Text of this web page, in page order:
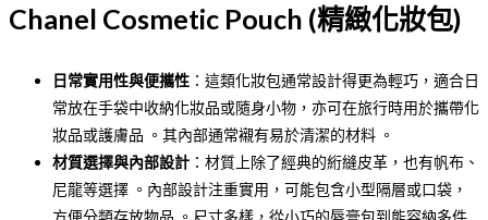
Chanel Cosmetic Pouch (精緻化妝包)
日常實用性與便攜性 ：這類化妝包通常設計得更為輕巧，適合日
常放在手袋中收納化妝品或隨身小物，亦可在旅行時用於攜帶化
妝品或護膚品 。其內部通常襯有易於清潔的材料 。
材質選擇與內部設計 ：材質上除了經典的絎縫皮革，也有帆布、
尼龍等選擇 。內部設計注重實用，可能包含小型隔層或口袋，
方便分類存放物品 。尺寸多樣，從小巧的唇膏包到能容納多件